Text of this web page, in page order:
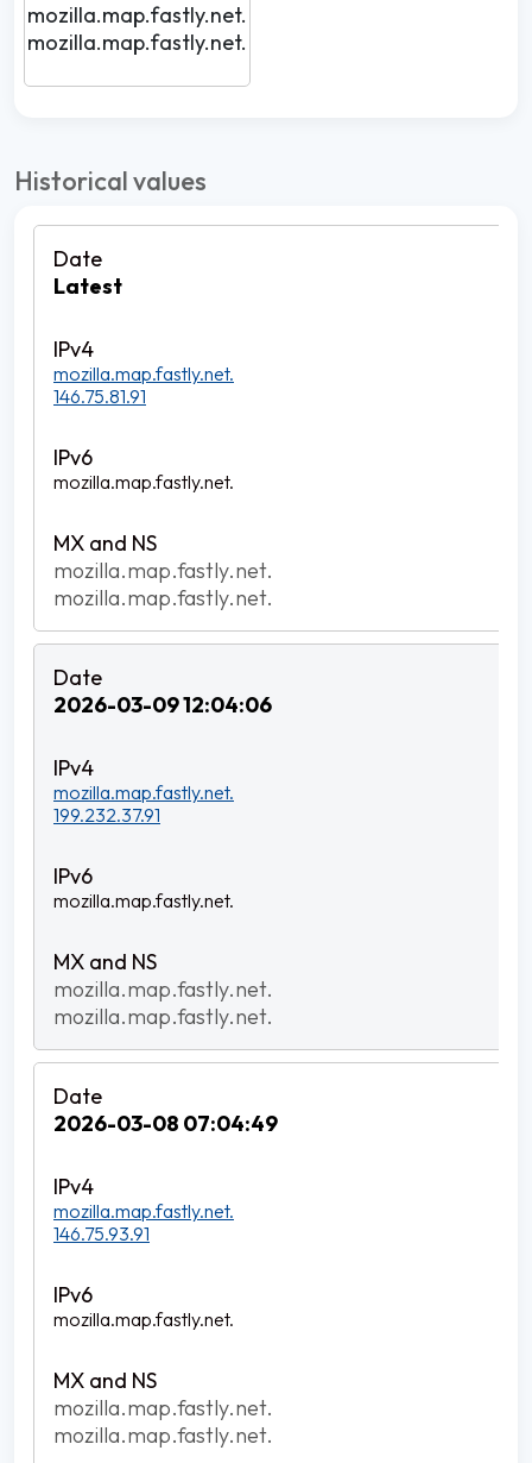
mozilla.map.fastly.net.
mozilla.map.fastly.net.
Historical values
Latest
mozilla.map.fastly.net.
146.75.81.91
mozilla.map.fastly.net.
mozilla.map.fastly.net.
mozilla.map.fastly.net.
2026-03-09 12:04:06
mozilla.map.fastly.net.
199.232.37.91
mozilla.map.fastly.net.
mozilla.map.fastly.net.
mozilla.map.fastly.net.
2026-03-08 07:04:49
mozilla.map.fastly.net.
146.75.93.91
mozilla.map.fastly.net.
mozilla.map.fastly.net.
mozilla.map.fastly.net.